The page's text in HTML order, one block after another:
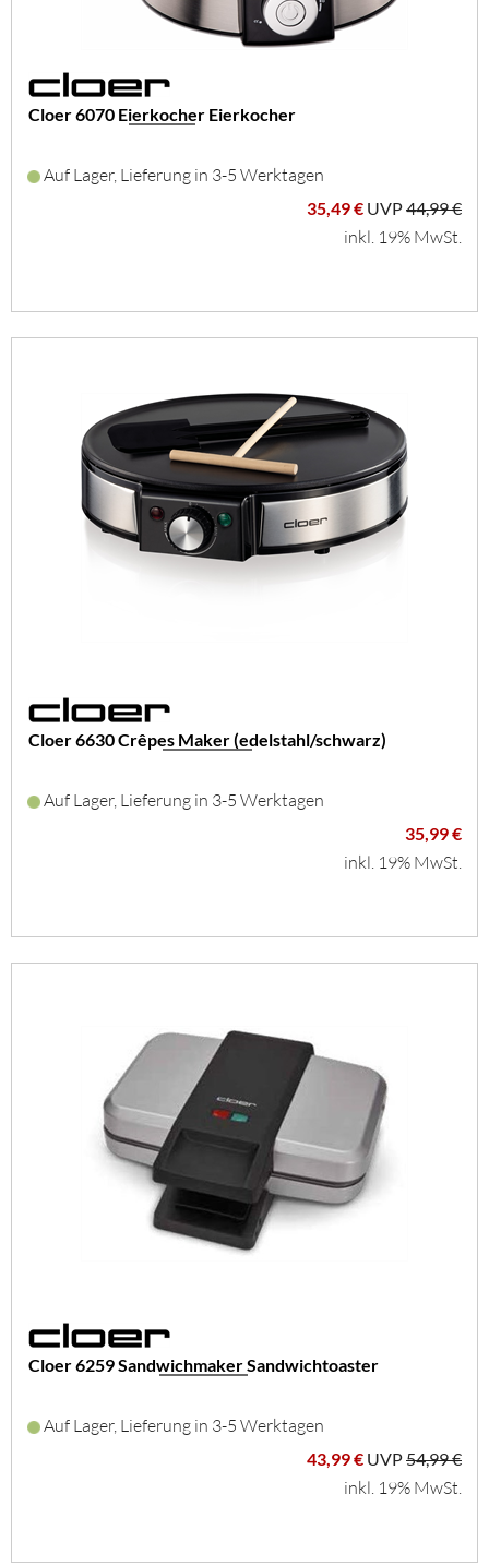
Cloer 6070 Eierkocher Eierkocher
Auf Lager, Lieferung in 3-5 Werktagen
35,49 € UVP44,99 €
inkl. 19% MwSt.
Cloer 6630 Crêpes Maker (edelstahl/schwarz)
Auf Lager, Lieferung in 3-5 Werktagen
35,99 €
inkl. 19% MwSt.
Cloer 6259 Sandwichmaker Sandwichtoaster
Auf Lager, Lieferung in 3-5 Werktagen
43,99 € UVP54,99 €
inkl. 19% MwSt.